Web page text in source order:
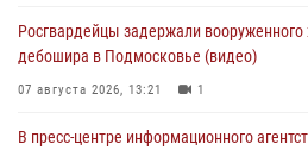
Росгвардейцы задержали
дебошира в Подмосковье (видео)
07 августа 2026, 13:21 1
В пресс-центре информационного